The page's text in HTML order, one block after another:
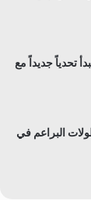
تحدياً جديداً مع
البراعم في